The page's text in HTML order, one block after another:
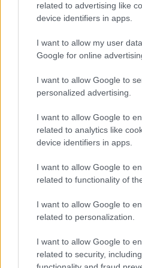
related to advertising like
device identifiers in apps.
I want to allow my user
Google for online
I want to allow Google to
personalized advertising.
I want to allow Google to
related to analytics like
device identifiers in apps.
I want to allow Google to
related to functionality of
I want to allow Google to
related to personalization.
I want to allow Google to
related to security,
LIFESTYLE
Guida step-by-step per
Camilla Fiore · 9 Ago 2026